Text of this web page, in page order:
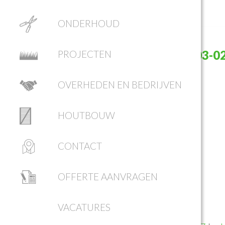
ONDERHOUD
PROJECTEN
OVERHEDEN EN BEDRIJVEN
HOUTBOUW
CONTACT
OFFERTE AANVRAGEN
VACATURES
SCHERMAFBEELDING 2017-03-